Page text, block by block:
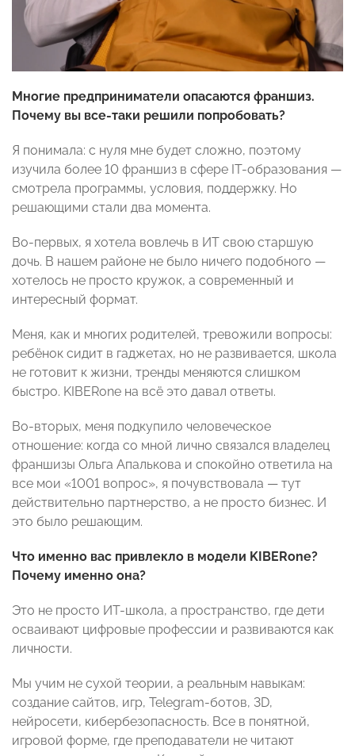
Многие предприниматели опасаются франшиз.
Почему вы все-таки решили попробовать?
Я понимала: с нуля мне будет сложно, поэтому
изучила более 10 франшиз в сфере IT-образования —
смотрела программы, условия, поддержку. Но
решающими стали два момента.
Во-первых, я хотела вовлечь в ИТ свою старшую
дочь. В нашем районе не было ничего подобного —
хотелось не просто кружок, а современный и
интересный формат.
Меня, как и многих родителей, тревожили вопросы:
ребёнок сидит в гаджетах, но не развивается, школа
не готовит к жизни, тренды меняются слишком
быстро. KIBERone на всё это давал ответы.
Во-вторых, меня подкупило человеческое
отношение: когда со мной лично связался владелец
франшизы Ольга Апалькова и спокойно ответила на
все мои «1001 вопрос», я почувствовала — тут
действительно партнерство, а не просто бизнес. И
это было решающим.
Что именно вас привлекло в модели KIBERone?
Почему именно она?
Это не просто ИТ-школа, а пространство, где дети
осваивают цифровые профессии и развиваются как
личности.
Мы учим не сухой теории, а реальным навыкам:
создание сайтов, игр, Telegram-ботов, 3D,
нейросети, кибербезопасность. Все в понятной,
игровой форме, где преподаватели не читают